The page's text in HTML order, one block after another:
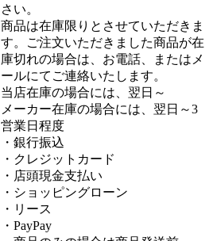
さい。
商品は在庫限りとさせていただきま
す。ご注文いただきました商品が在
庫切れの場合は、お電話、またはメ
ールにてご連絡いたします。
当店在庫の場合には、翌日～
メーカー在庫の場合には、翌日～3
営業日程度
・銀行振込
・クレジットカード
・店頭現金支払い
・ショッピングローン
・リース
・PayPay